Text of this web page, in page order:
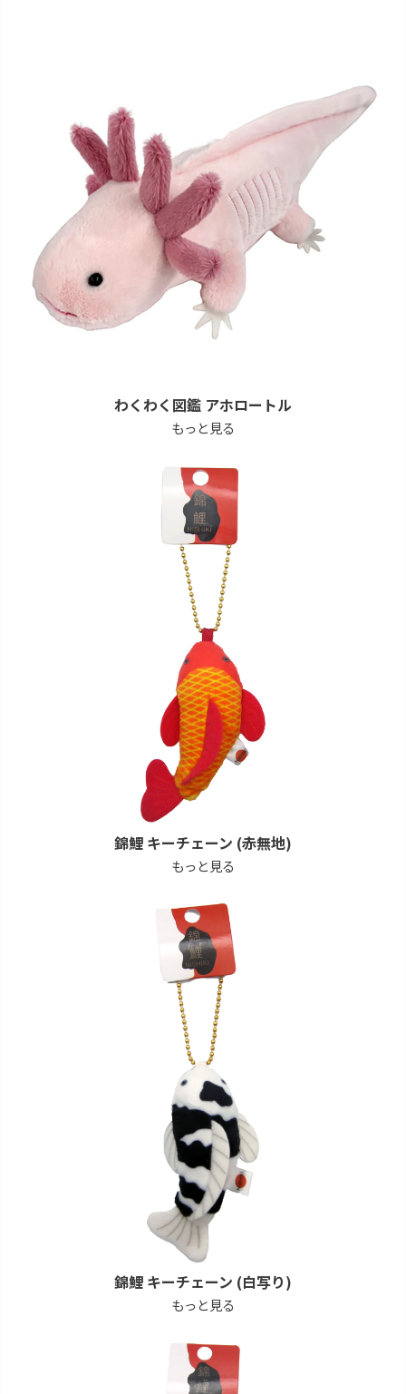
わくわく図鑑 アホロートル
もっと見る
錦鯉 キーチェーン (赤無地)
もっと見る
錦鯉 キーチェーン (白写り)
もっと見る